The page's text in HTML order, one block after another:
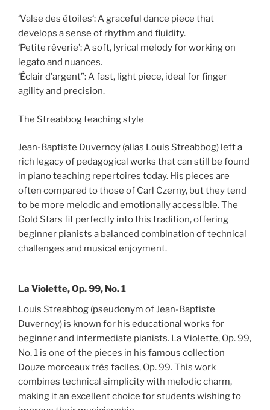
‘Valse des étoiles‘: A graceful dance piece that
develops a sense of rhythm and fluidity.
‘Petite rêverie’: A soft, lyrical melody for working on
legato and nuances.
‘Éclair d’argent”: A fast, light piece, ideal for finger
agility and precision.
The Streabbog teaching style
Jean-Baptiste Duvernoy (alias Louis Streabbog) left a
rich legacy of pedagogical works that can still be found
in piano teaching repertoires today. His pieces are
often compared to those of Carl Czerny, but they tend
to be more melodic and emotionally accessible. The
Gold Stars fit perfectly into this tradition, offering
beginner pianists a balanced combination of technical
challenges and musical enjoyment.
La Violette, Op. 99, No. 1
Louis Streabbog (pseudonym of Jean-Baptiste
Duvernoy) is known for his educational works for
beginner and intermediate pianists. La Violette, Op. 99,
No. 1 is one of the pieces in his famous collection
Douze morceaux très faciles, Op. 99. This work
combines technical simplicity with melodic charm,
making it an excellent choice for students wishing to